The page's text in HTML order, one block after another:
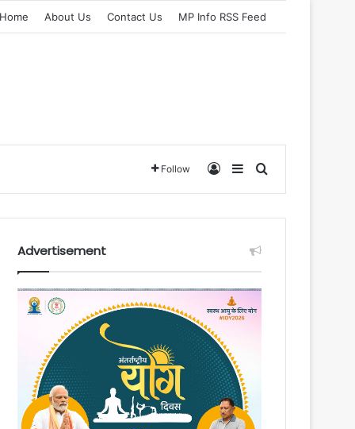
Home About Us Contact Us MP Info RSS Feed
Follow Log InSidebarSearch for
Advertisement